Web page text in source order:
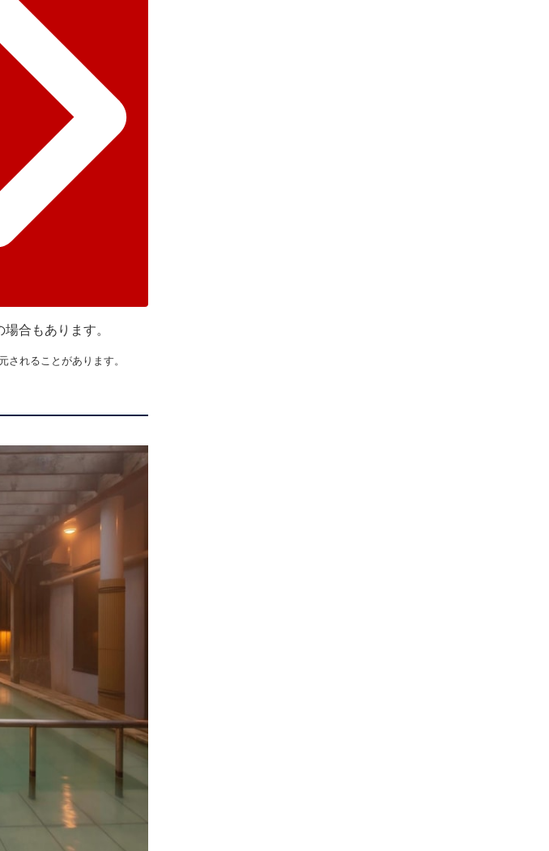
合もあります。
れることがあります。